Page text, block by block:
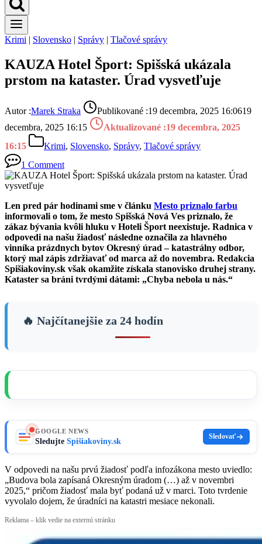
Krimi | Slovensko | Správy | Tlačové správy
KAUZA Hotel Šport: Spišská ukázala
prstom na kataster. Úrad vysvetľuje
Autor :Marek Straka Publikované :19 decembra, 2025 16:0619
decembra, 2025 16:15
Aktualizované :19 decembra, 2025
16:15
Krimi, Slovensko, Správy, Tlačové správy
1 Comment
Len pred pár hodinami sme v článku Mesto priznalo farbu
informovali o tom, že mesto Spišská Nová Ves priznalo, že
zákaz bývania kvôli hluku v Hoteli Šport neexistuje. Radnica v
odpovedi na našu žiadosť následne označila za hlavného
vinníka prázdnych bytov Okresný úrad – katastrálny odbor,
ktorý mal zápis zdržiavať od marca až do novembra. Redakcia
Spišiakoviny.sk však okamžite získala stanovisko druhej strany.
Kataster sa bráni tvrdými dátami: „Chyba nebola u nás.“
🔥 Najčítanejšie za 24 hodín
GOOGLE NEWS
Sledujte Spišiakoviny.sk
Sledovať
V odpovedi na našu prvú žiadosť podľa infozákona mesto uviedlo:
„Budova bola zapísaná Okresným úradom (…) až v novembri
2025,“ pričom žiadosť mala byť podaná už v marci. Toto tvrdenie
vyvolalo dojem, že úradníci na katastri mesiace nekonali.
Reklama – klik vedie na externú stránku